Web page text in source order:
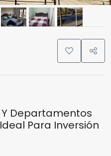
Departamentos
Para Inversión